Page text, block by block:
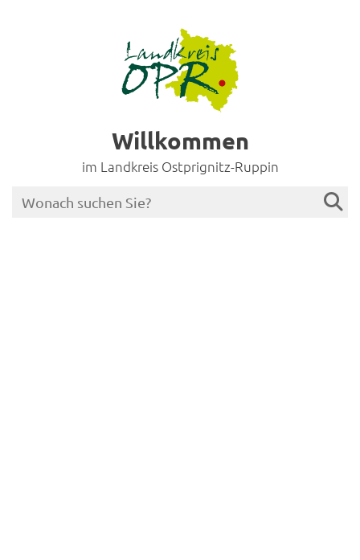
Willkommen
im Landkreis Ostprignitz-Ruppin